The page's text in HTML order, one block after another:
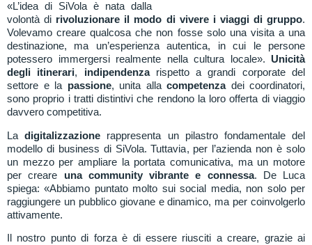
«L’idea di SiVola è nata dalla
volontà di rivoluzionare il modo di vivere i viaggi di gruppo.
Volevamo creare qualcosa che non fosse solo una visita a una
destinazione, ma un’esperienza autentica, in cui le persone
potessero immergersi realmente nella cultura locale».
Unicità
degli itinerari, indipendenzarispetto a grandi corporate del
settore e la passione, unita alla competenzadei coordinatori,
sono proprio i tratti distintivi che rendono la loro offerta di viaggio
davvero competitiva.
Ladigitalizzazione rappresenta un pilastro fondamentale del
modello di business di SiVola. Tuttavia, per l’azienda non è solo
un mezzo per ampliare la portata comunicativa, ma un motore
per creare una community vibrante e connessa. De Luca
spiega:«Abbiamo puntato molto sui social media, non solo per
raggiungere un pubblico giovane e dinamico, ma per coinvolgerlo
attivamente.
Il nostro punto di forza è di essere riusciti a creare, grazie ai